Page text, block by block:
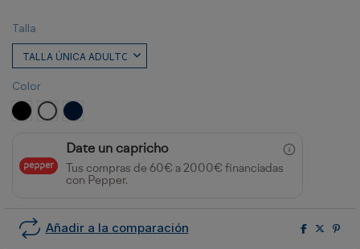
Talla
Color
NEGROBLANCOMARINO
Date un capricho
Tus compras de 60€ a 2000€ financiadas
con Pepper.
Añadir a la comparación